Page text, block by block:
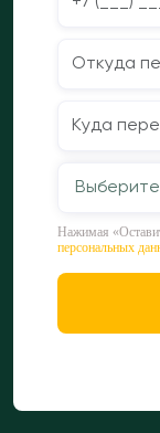
Выберите
Нажимая
персональных